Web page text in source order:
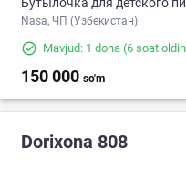
Бутылочка для детского
Nasa, ЧП (Узбекистан)
Mavjud: 1 dona (6 soat
150 000 so'm
Dorixona 808